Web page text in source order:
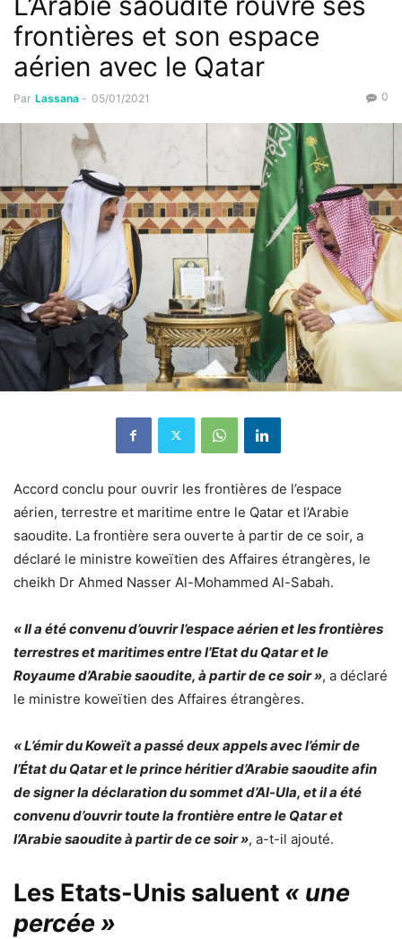
frontières et son espace
aérien avec le Qatar
Par Lassana - 05/01/2021 0
Accord conclu pour ouvrir les frontières de l’espace
aérien, terrestre et maritime entre le Qatar et l’Arabie
saoudite. La frontière sera ouverte à partir de ce soir, a
déclaré le ministre koweïtien des Affaires étrangères, le
cheikh Dr Ahmed Nasser Al-Mohammed Al-Sabah.
« Il a été convenu d’ouvrir l’espace aérien et les frontières
terrestres et maritimes entre l’Etat du Qatar et le
Royaume d’Arabie saoudite, à partir de ce soir », a déclaré
le ministre koweïtien des Affaires étrangères.
« L’émir du Koweït a passé deux appels avec l’émir de
l’État du Qatar et le prince héritier d’Arabie saoudite afin
de signer la déclaration du sommet d’Al-Ula, et il a été
convenu d’ouvrir toute la frontière entre le Qatar et
l’Arabie saoudite à partir de ce soir », a-t-il ajouté.
Les Etats-Unis saluent « une
percée »